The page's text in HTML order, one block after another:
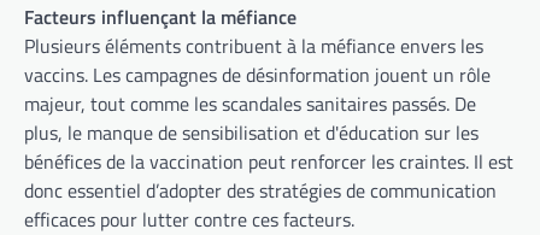
Facteurs influençant la méfiance
Plusieurs éléments contribuent à la méfiance envers les
vaccins. Les campagnes de désinformation jouent un rôle
majeur, tout comme les scandales sanitaires passés. De
plus, le manque de sensibilisation et d'éducation sur les
bénéfices de la vaccination peut renforcer les craintes. Il est
donc essentiel d’adopter des stratégies de communication
efficaces pour lutter contre ces facteurs.